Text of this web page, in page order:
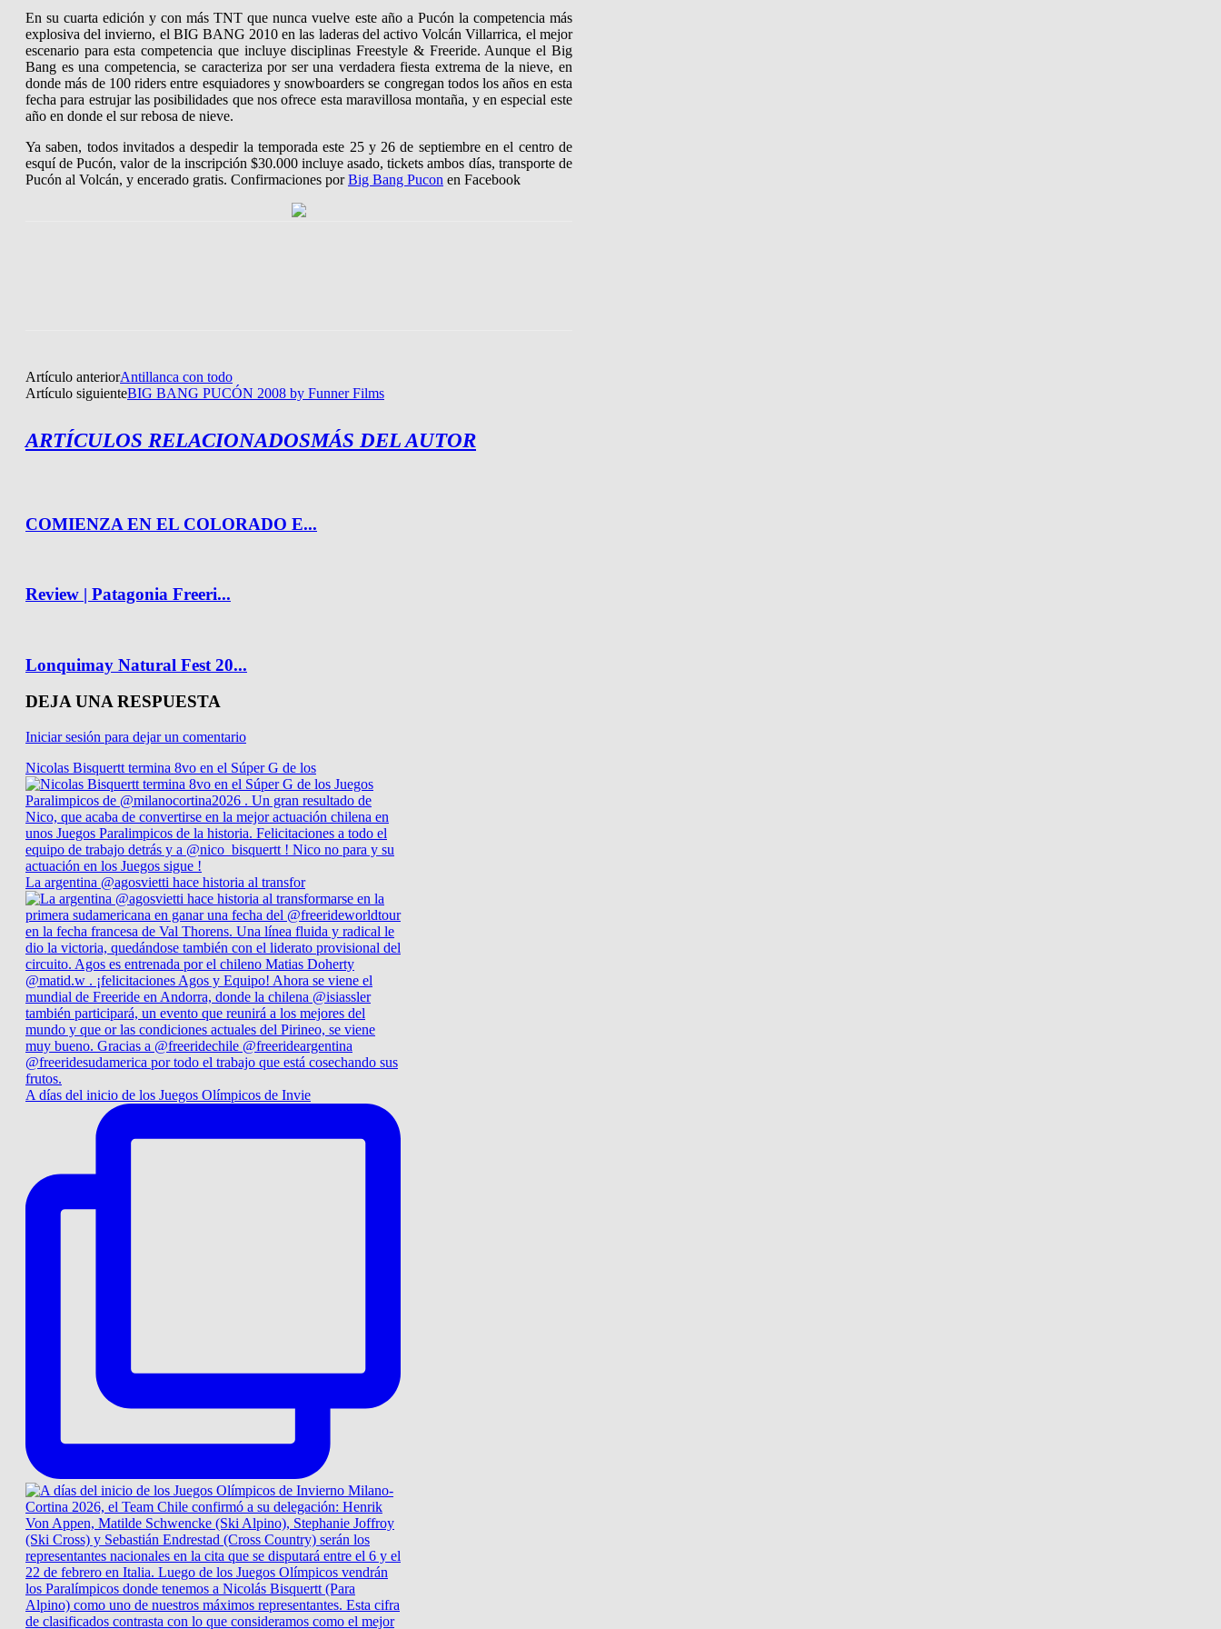
En su cuarta edición y con más TNT que nunca vuelve este año a Pucón la competencia más
explosiva del invierno, el BIG BANG 2010 en las laderas del activo Volcán Villarrica, el mejor
escenario para esta competencia que incluye disciplinas Freestyle & Freeride. Aunque el Big
Bang es una competencia, se caracteriza por ser una verdadera fiesta extrema de la nieve, en
donde más de 100 riders entre esquiadores y snowboarders se congregan todos los años en esta
fecha para estrujar las posibilidades que nos ofrece esta maravillosa montaña, y en especial este
año en donde el sur rebosa de nieve.
Ya saben, todos invitados a despedir la temporada este 25 y 26 de septiembre en el centro de
esquí de Pucón, valor de la inscripción $30.000 incluye asado, tickets ambos días, transporte de
Pucón al Volcán, y encerado gratis. Confirmaciones porBig Bang Pucon en Facebook
Artículo anteriorAntillanca con todo
Artículo siguienteBIG BANG PUCÓN 2008 by Funner Films
ARTÍCULOS RELACIONADOSMÁS DEL AUTOR
COMIENZA EN EL COLORADO E...
Review | Patagonia Freeri...
Lonquimay Natural Fest 20...
DEJA UNA RESPUESTA
Iniciar sesión para dejar un comentario
Nicolas Bisquertt termina 8vo en el Súper G de los
La argentina @agosvietti hace historia al transfor
A días del inicio de los Juegos Olímpicos de Invie